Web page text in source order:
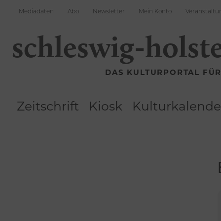
Mediadaten Abo Newsletter Mein Konto
schleswig-
DAS KULTURPORTAL
Zeitschrift Kiosk